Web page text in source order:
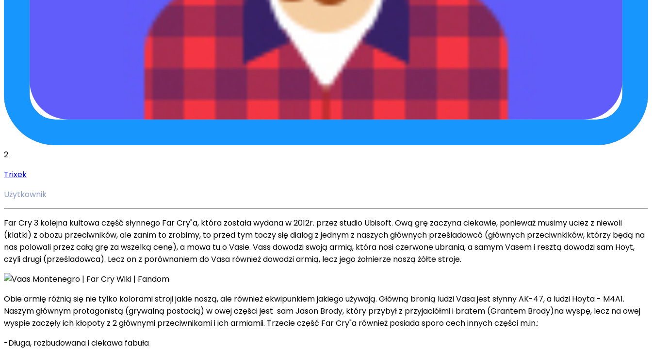
2
Trixek
Użytkownik
Far Cry 3 kolejna kultowa część słynnego Far Cry"a, która została wydana w 2012r. przez studio Ubisoft. Ową grę zaczyna ciekawie, ponieważ musimy uciez z niewoli
(klatki) z obozu przeciwników, ale zanim to zrobimy, to przed tym toczy się dialog z jednym z naszych głównych prześladowcó (głównych przeciwnkików, którzy będą na
nas polowali przez całą grę za wszelką cenę), a mowa tu o Vasie. Vass dowodzi swoją armią, która nosi czerwone ubrania, a samym Vasem i resztą dowodzi sam Hoyt,
czyli drugi (prześladowca). Lecz on z porównaniem do Vasa również dowodzi armią, lecz jego żołnierze noszą żółte stroje.
Obie armię różnią się nie tylko kolorami stroji jakie noszą, ale również ekwipunkiem jakiego używają. Główną bronią ludzi Vasa jest słynny AK-47, a ludzi Hoyta - M4A1.
Naszym głównym protagonistą (grywalną postacią) w owej części jest sam Jason Brody, który przybył z przyjaciółmi i bratem (Grantem Brody)na wyspę, lecz na owej
wyspie zaczęły ich kłopoty z 2 głównymi przeciwnikami i ich armiamii. Trzecie część Far Cry"a również posiada sporo cech innych części m.in.:
-Długa, rozbudowana i ciekawa fabuła